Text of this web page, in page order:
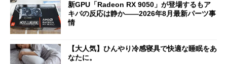
新GPU「Radeon RX 9050」が登場するもア
キバの反応は静か――2026年8月最新パーツ事
情
【大人気】ひんやり冷感寝具で快適な睡眠をあ
なたに。